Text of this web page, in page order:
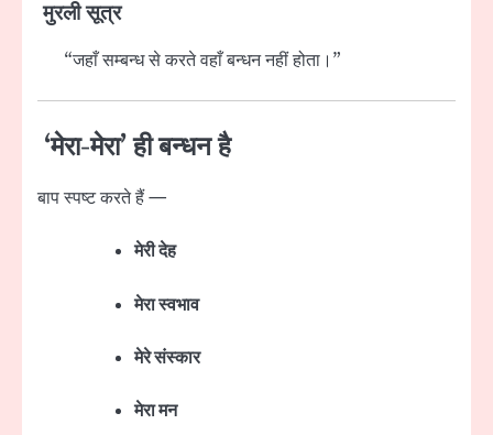
मुरली सूत्र
“जहाँ सम्बन्ध से करते वहाँ बन्धन नहीं होता।”
‘मेरा-मेरा’ ही बन्धन है
बाप स्पष्ट करते हैं —
मेरी देह
मेरा स्वभाव
मेरे संस्कार
मेरा मन